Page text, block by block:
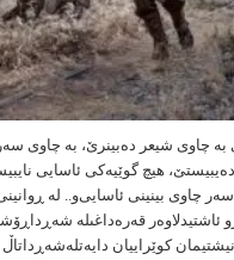
به‌ چاوى شیعر ده‌بینرێ، به‌ چاوى
هیچ گوێیه‌كى ئاسایى
چاوى بینینى ئاسایى‌و.. له‌
قه‌ره‌داغىله‌
كوێراییان